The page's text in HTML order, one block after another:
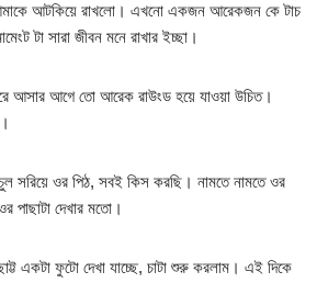
আটকিয়ে রাখলো। এখনো একজন আরেকজন কে টাচ
টা সারা জীবন মনে রাখার ইচ্ছা।
আসার আগে তো আরেক রাউংড হয়ে যাওয়া উচিত।
সরিয়ে ওর পিঠ, সবই কিস করছি। নামতে নামতে ওর
পাছাটা দেখার মতো।
একটা ফুটো দেখা যাচ্ছে, চাটা শুরু করলাম। এই দিকে